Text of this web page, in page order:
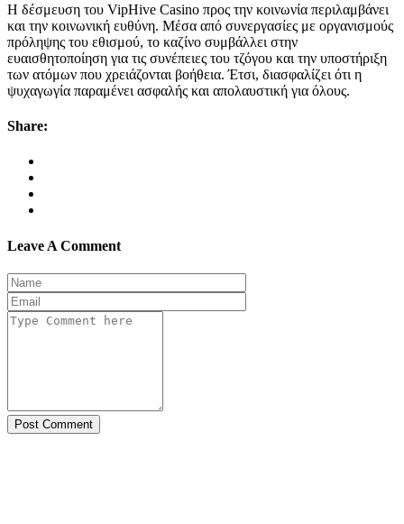
Η δέσμευση του VipHive Casino προς την κοινωνία περιλαμβάνει
και την κοινωνική ευθύνη. Μέσα από συνεργασίες με οργανισμούς
πρόληψης του εθισμού, το καζίνο συμβάλλει στην
ευαισθητοποίηση για τις συνέπειες του τζόγου και την υποστήριξη
των ατόμων που χρειάζονται βοήθεια. Έτσι, διασφαλίζει ότι η
ψυχαγωγία παραμένει ασφαλής και απολαυστική για όλους.
Share:
Leave A Comment
Post Comment